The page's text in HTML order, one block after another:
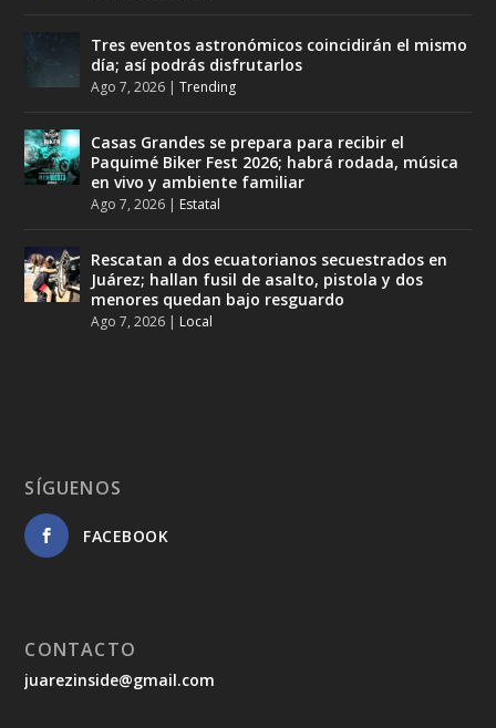
Tres eventos astronómicos coincidirán el mismo
día; así podrás disfrutarlos
Ago 7, 2026 |Trending
Casas Grandes se prepara para recibir el
Paquimé Biker Fest 2026; habrá rodada, música
en vivo y ambiente familiar
Ago 7, 2026 | Estatal
Rescatan a dos ecuatorianos secuestrados en
Juárez; hallan fusil de asalto, pistola y dos
menores quedan bajo resguardo
Ago 7, 2026 | Local
SÍGUENOS
FACEBOOK
CONTACTO
juarezinside@gmail.com